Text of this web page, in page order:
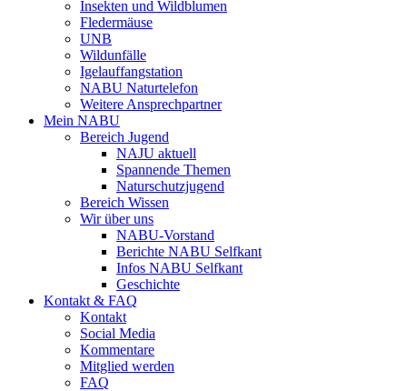
Insekten und Wildblumen
Fledermäuse
UNB
Wildunfälle
Igelauffangstation
NABU Naturtelefon
Weitere Ansprechpartner
Mein NABU
Bereich Jugend
NAJU aktuell
Spannende Themen
Naturschutzjugend
Bereich Wissen
Wir über uns
NABU-Vorstand
Berichte NABU Selfkant
Infos NABU Selfkant
Geschichte
Kontakt & FAQ
Kontakt
Social Media
Kommentare
Mitglied werden
FAQ